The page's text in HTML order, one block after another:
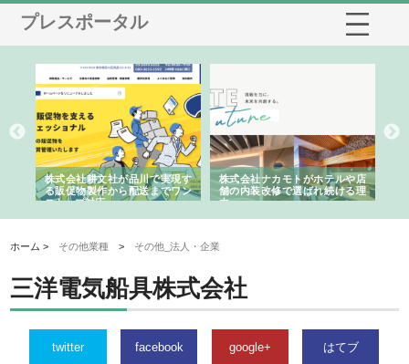
プレスポータル
株式会社耕文社が品川で実現す
る販促物製作から配送までワン
ストップ対応
株式会社ナカモトがホテルや店
舗の内装改修で選ばれ続ける理
由
ホーム > その他業種 > その他_法人・企業
三洋電気船具株式会社
twitter facebook google+ はてブ